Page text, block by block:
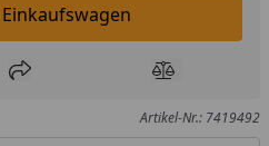
In den Einkaufswagen legen
hinzufügen
Teilen Produkt
Artikel-Nr.: 7419492